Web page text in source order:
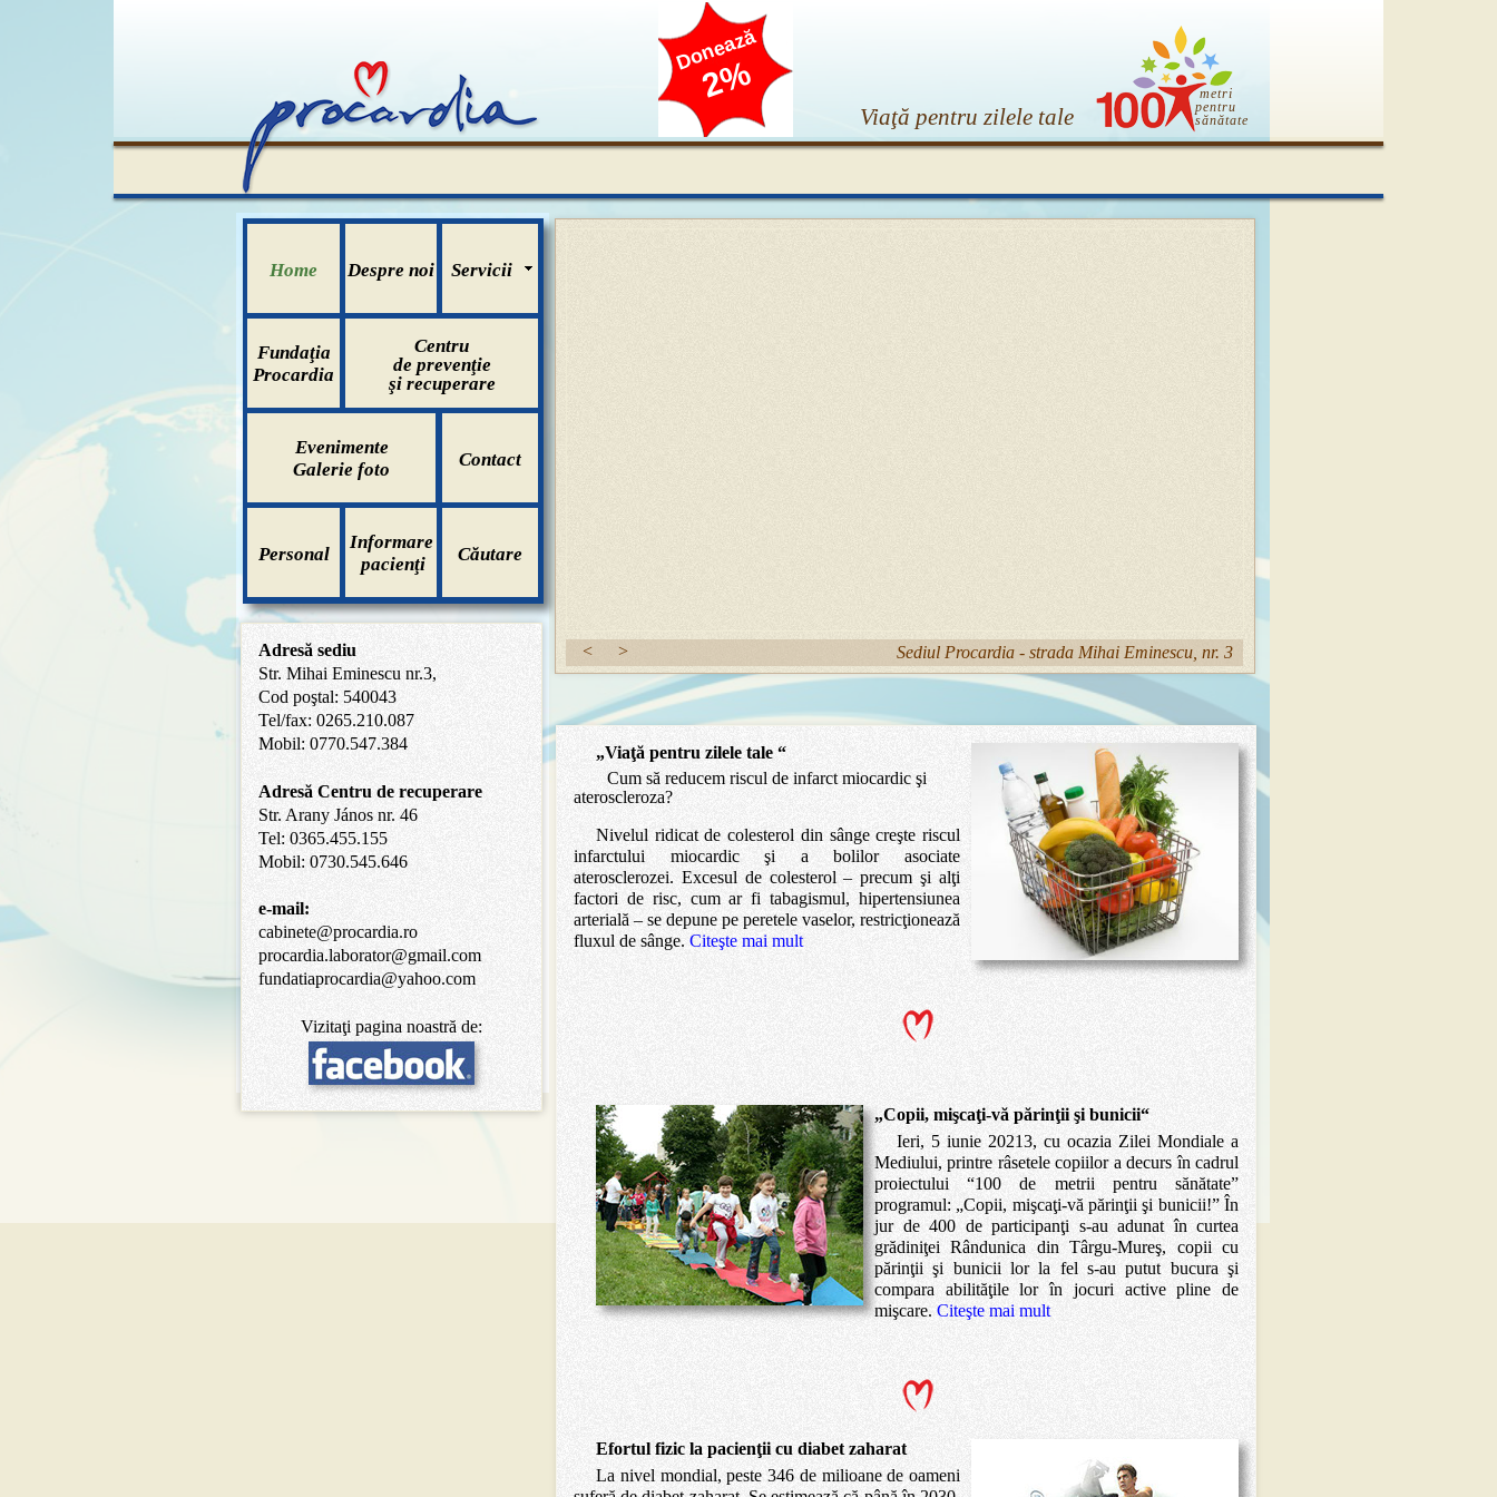
Donează
2%
Viaţă pentru zilele tale
metri
pentru
sănătate
Sediul Procardia - strada Mihai Eminescu, nr. 3
< >
„Viaţă pentru zilele tale “
Cum să reducem riscul de infarct miocardic şi
ateroscleroza?
Nivelul ridicat de colesterol din sânge creşte riscul
infarctului miocardic şi a bolilor asociate
aterosclerozei. Excesul de colesterol – precum şi alţi
factori de risc, cum ar fi tabagismul, hipertensiunea
arterială – se depune pe peretele vaselor, restricţionează
fluxul de sânge. Citeşte mai mult
„Copii, mişcaţi-vă părinţii şi bunicii“
Ieri, 5 iunie 20213, cu ocazia Zilei Mondiale a
Mediului, printre râsetele copiilor a decurs în cadrul
proiectului “100 de metrii pentru sănătate”
programul: „Copii, mişcaţi-vă părinţii şi bunicii!” În
jur de 400 de participanţi s-au adunat în curtea
grădiniţei Rândunica din Târgu-Mureş, copii cu
părinţii şi bunicii lor la fel s-au putut bucura şi
compara abilităţile lor în jocuri active pline de
mişcare. Citeşte mai mult
Efortul fizic la pacienţii cu diabet zaharat
La nivel mondial, peste 346 de milioane de oameni
Home Despre noi Servicii
Fundaţia
Procardia
Centru
de prevenţie
şi recuperare
Evenimente
Galerie foto
Contact
Personal
Informare
pacienţi
Căutare
Adresă sediu
Str. Mihai Eminescu nr.3,
Cod poştal: 540043
Tel/fax: 0265.210.087
Mobil: 0770.547.384
Adresă Centru de recuperare
Str. Arany János nr. 46
Tel: 0365.455.155
Mobil: 0730.545.646
e-mail:
cabinete@procardia.ro
procardia.laborator@gmail.com
fundatiaprocardia@yahoo.com
Vizitaţi pagina noastră de: